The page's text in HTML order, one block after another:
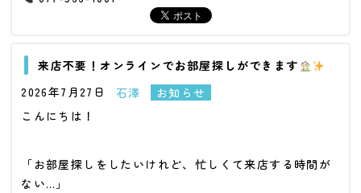
来店不要！オンラインでお部屋探しができます
2026年7月27日
石澤
お知らせ
こんにちは！
「お部屋探しをしたいけれど、忙しくて来店する時間が
ない…」